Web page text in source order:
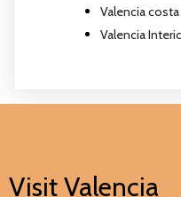
Valencia costa
Valencia
Visit Valencia